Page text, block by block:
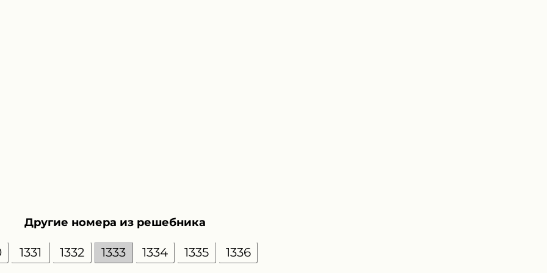
Другие номера из решебника
1331 1332 1333 1334 1335 1336